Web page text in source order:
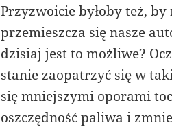
Przyzwoicie byłoby też,
przemieszcza się nasze
dzisiaj jest to możliwe?
stanie zaopatrzyć się w
się mniejszymi oporami
oszczędność paliwa i